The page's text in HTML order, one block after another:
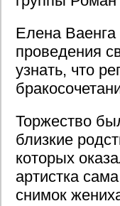
Елена
проведения
узнать, что
Торжество
близкие
которых
артистка
снимок